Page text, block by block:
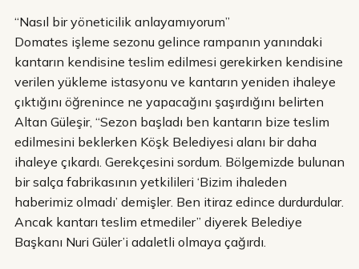
“Nasıl bir yöneticilik anlayamıyorum”
Domates işleme sezonu gelince rampanın yanındaki
kantarın kendisine teslim edilmesi gerekirken kendisine
verilen yükleme istasyonu ve kantarın yeniden ihaleye
çıktığını öğrenince ne yapacağını şaşırdığını belirten
Altan Güleşir, “Sezon başladı ben kantarın bize teslim
edilmesini beklerken Köşk Belediyesi alanı bir daha
ihaleye çıkardı. Gerekçesini sordum. Bölgemizde bulunan
bir salça fabrikasının yetkilileri ‘Bizim ihaleden
haberimiz olmadı’ demişler. Ben itiraz edince durdurdular.
Ancak kantarı teslim etmediler” diyerek Belediye
Başkanı Nuri Güler’i adaletli olmaya çağırdı.